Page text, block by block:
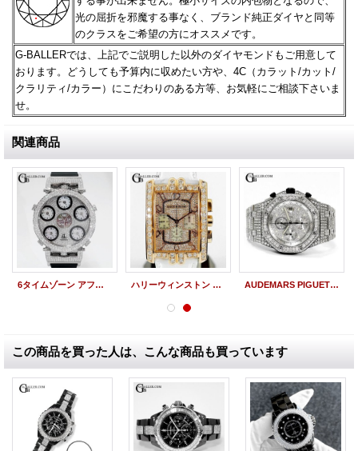
光の屈折を邪魔する事なく、ブランド純正ダイヤと同等
のクラスをご希望の方にオススメです。
G-BALLERでは、上記でご説明した以外のダイヤモンドもご用意して
おります。どうしても予算内に収めたい方や、 4C（カラット/カット/
クラリティ/カラー）にこだわりのある方等、お気軽にご相談下さいま
せ。
関連商品
6タイムゾーン アフターダイヤ JACOB&Co. フルダイヤモンド ハリーウィンストン アフターダイヤ アヴェニュー C クロノグラフ RG パヴェダイヤモンド 新品レザーベルト交換 AUDEMARS PIGUET オーデマ・ピゲ ロイヤルオーク オフショア クロノグラフ 25721ST ICEDOUT アイスドアウト
この商品を買った人は、こんな商品も買っています